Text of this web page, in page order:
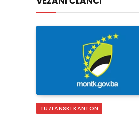
TUZLANSKI KANTON